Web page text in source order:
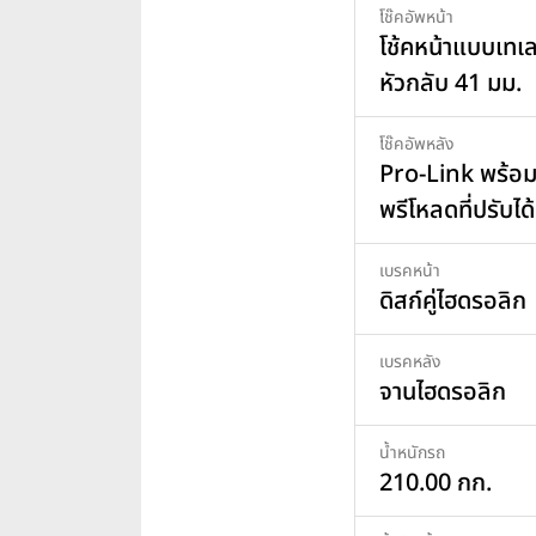
โช๊คอัพหน้า
โช้คหน้าแบบเทเ
หัวกลับ 41 มม.
โช๊คอัพหลัง
Pro-Link พร้อม
พรีโหลดที่ปรับได้
เบรคหน้า
ดิสก์คู่ไฮดรอลิก
เบรคหลัง
จานไฮดรอลิก
น้ำหนักรถ
210.00 กก.